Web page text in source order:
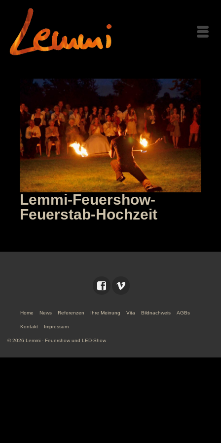
Lemmi-Feuershow-
Feuerstab-Hochzeit
Home News Referenzen Ihre Meinung Vita Bildnachweis AGBs
Kontakt Impressum
© 2026 Lemmi - Feuershow und LED-Show